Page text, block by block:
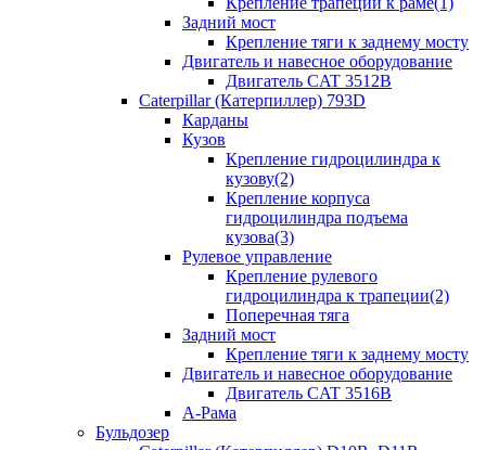
Задний мост
Крепление тяги к заднему мосту
Двигатель и навесное оборудование
Двигатель CAT 3512B
Caterpillar (Катерпиллер) 793D
Карданы
Кузов
Крепление гидроцилиндра к
кузову(2)
Крепление корпуса
гидроцилиндра подъема
кузова(3)
Рулевое управление
Крепление рулевого
гидроцилиндра к трапеции(2)
Поперечная тяга
Задний мост
Крепление тяги к заднему мосту
Двигатель и навесное оборудование
Двигатель CAT 3516B
А-Рама
Бульдозер